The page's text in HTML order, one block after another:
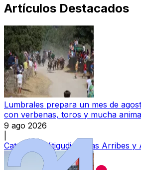
Artículos Destacados
Lumbrales prepara un mes de
con verbenas, toros y mucha
9 ago 2026
Categoría: Vitigudino, Las Arribes y